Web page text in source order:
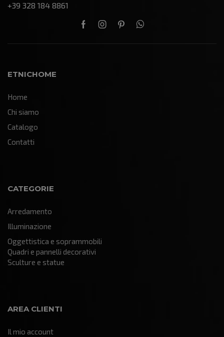
+39 328 184 8861
ETNICHOME
Home
Chi siamo
Catalogo
Contatti
CATEGORIE
Arredamento
Illuminazione
Oggettistica e soprammobili
Quadri e pannelli decorativi
Sculture e statue
AREA CLIENTI
Il mio account